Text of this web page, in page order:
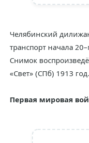
Челябинский
транспорт начала
Снимок
«Свет» (СПб) 1913 год.
Первая мировая